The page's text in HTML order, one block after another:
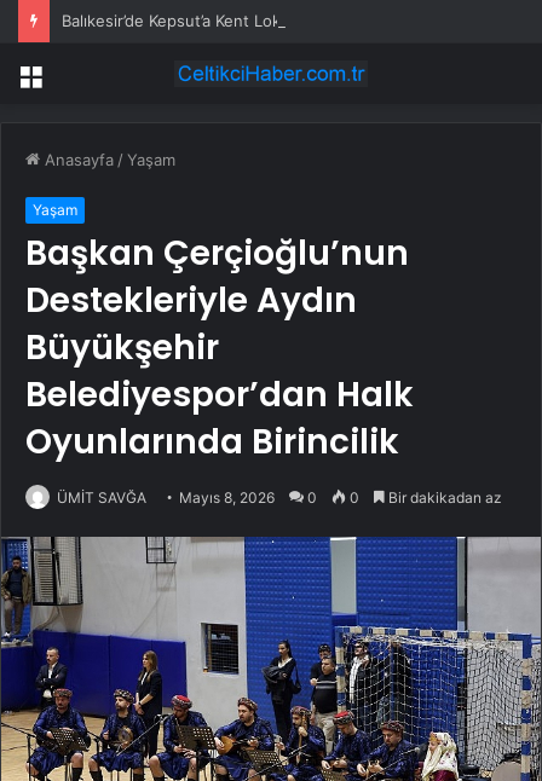
Balıkesir’de Kepsut’a Kent Lokantası ve altyapı desteği
Menü
Anasayfa /Yaşam
Yaşam
Başkan Çerçioğlu’nun
Destekleriyle Aydın
Büyükşehir
Belediyespor’dan Halk
Oyunlarında Birincilik
ÜMİT SAVĞA Mayıs 8, 2026 0 0 Bir dakikadan az